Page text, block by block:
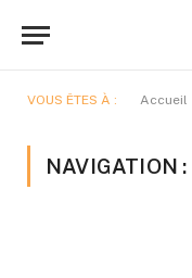
VOUS ÊTES À : Accueil
NAVIGATION :